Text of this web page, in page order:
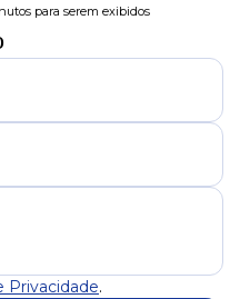
para serem exibidos
Privacidade.